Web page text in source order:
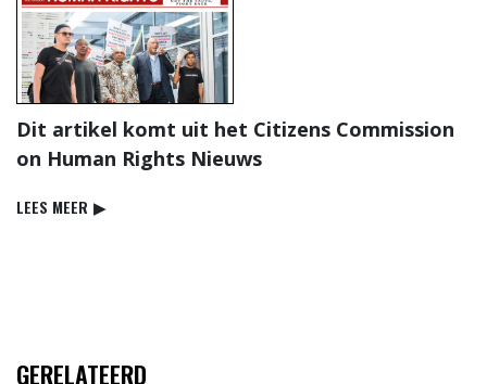
Dit artikel komt uit het Citizens Commission
on Human Rights Nieuws
LEES MEER ▶
GERELATEERD